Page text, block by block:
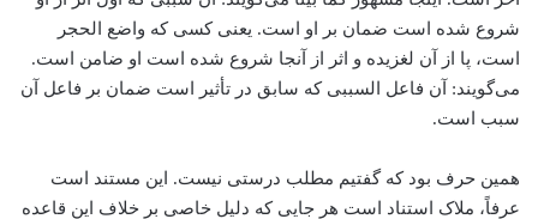
شروع شده است ضمان بر او است. یعنی کسی که واضع الحجر
است، پا از آن لغزیده و اثر از آنجا شروع شده است او ضامن است.
می‌گویند: آن فاعل السببی که سابق در تأثیر است ضمان بر فاعل آن
سبب است.
همین حرف بود که گفتیم مطلب درستی نیست. این مستند است
عرفاً، ملاک استناد است هر جایی که دلیل خاصی بر خلاف این قاعده